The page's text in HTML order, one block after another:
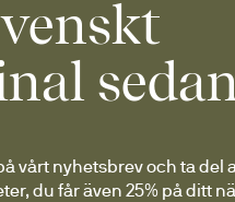
vårt nyhetsbrev och ta del
du får även 25% på ditt